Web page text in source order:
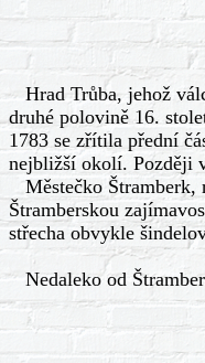
Hrad Trůba, jehož
druhé polovině 16.
1783 se zřítila přední
nejbližší okolí. Později
Městečko Štramberk,
Štramberskou
střecha obvykle
Nedaleko od